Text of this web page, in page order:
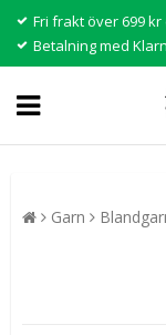
Fri frakt över 699 kr
Betalning med
Garn